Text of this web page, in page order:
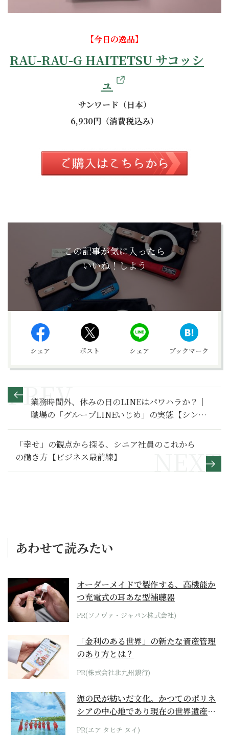
【今日の逸品】
RAU-RAU-G HAITETSU サコッシ
ュ
サンワード（日本）
6,930円（消費税込み）
この記事が気に入ったら
いいね！しよう
シェア ポスト シェア ブックマーク
業務時間外、休みの日のLINEはパワハラか？｜
職場の「グループLINEいじめ」の実態【シン・
会社のマナー】
「幸せ」の観点から探る、シニア社員のこれから
の働き方【ビジネス最前線】
あわせて読みたい
オーダーメイドで製作する、高機能か
つ充電式の耳あな型補聴器
PR(ソノヴァ・ジャパン株式会社)
「金利のある世界」の新たな資産管理
のあり方とは？
PR(株式会社北九州銀行)
海の民が紡いだ文化。かつてのポリネ
シアの中心地であり現在の世界遺産か
らみえてくる...
PR(エア タヒチ ヌイ)